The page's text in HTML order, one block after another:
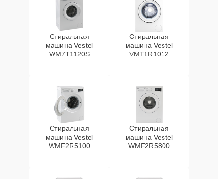
Стиральная
машина Vestel
WM7T1120S
Стиральная
машина Vestel
VMT1R1012
Стиральная
машина Vestel
WMF2R5100
Стиральная
машина Vestel
WMF2R5800